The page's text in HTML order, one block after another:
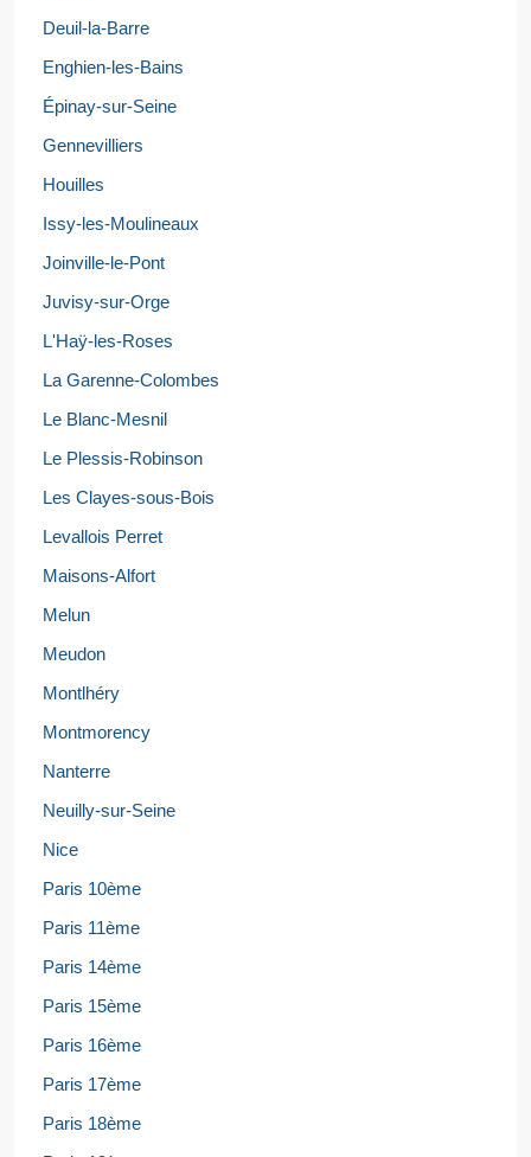
Deuil-la-Barre
Enghien-les-Bains
Épinay-sur-Seine
Gennevilliers
Houilles
Issy-les-Moulineaux
Joinville-le-Pont
Juvisy-sur-Orge
L'Haÿ-les-Roses
La Garenne-Colombes
Le Blanc-Mesnil
Le Plessis-Robinson
Les Clayes-sous-Bois
Levallois Perret
Maisons-Alfort
Melun
Meudon
Montlhéry
Montmorency
Nanterre
Neuilly-sur-Seine
Nice
Paris 10ème
Paris 11ème
Paris 14ème
Paris 15ème
Paris 16ème
Paris 17ème
Paris 18ème